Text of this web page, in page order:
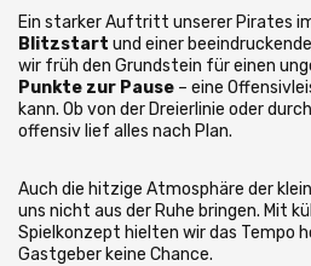
Ein starker Auftritt unserer Pirates
Blitzstart und einer
wir früh den Grundstein für einen
Punkte zur Pause – eine
kann. Ob von der Dreierlinie oder
offensiv lief alles nach Plan.
Auch die hitzige Atmosphäre der
uns nicht aus der Ruhe bringen. Mit
Spielkonzept hielten wir das Tempo
Gastgeber keine Chance.